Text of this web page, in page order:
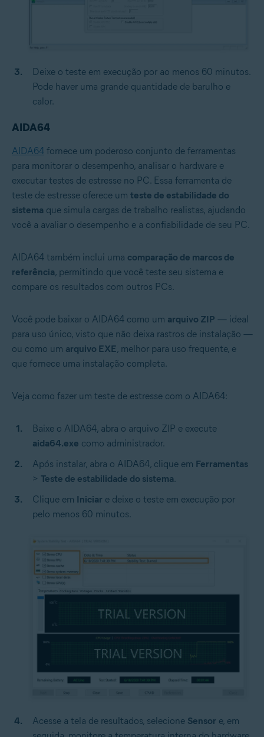
Deixe o teste em execução por ao menos 60 minutos.
Pode haver uma grande quantidade de barulho e
calor.
AIDA64
AIDA64 fornece um poderoso conjunto de ferramentas
para monitorar o desempenho, analisar o hardware e
executar testes de estresse no PC. Essa ferramenta de
teste de estresse oferece um teste de estabilidade do
sistema que simula cargas de trabalho realistas, ajudando
você a avaliar o desempenho e a confiabilidade de seu PC.
AIDA64 também inclui uma comparação de marcos de
referência, permitindo que você teste seu sistema e
compare os resultados com outros PCs.
Você pode baixar o AIDA64 como um arquivo ZIP — ideal
para uso único, visto que não deixa rastros de instalação —
ou como um arquivo EXE, melhor para uso frequente, e
que fornece uma instalação completa.
Veja como fazer um teste de estresse com o AIDA64:
Baixe o AIDA64, abra o arquivo ZIP e execute
aida64.exe como administrador.
Após instalar, abra o AIDA64, clique em Ferramentas
> Teste de estabilidade do sistema.
Clique em Iniciar e deixe o teste em execução por
pelo menos 60 minutos.
Acesse a tela de resultados, selecione Sensor e, em